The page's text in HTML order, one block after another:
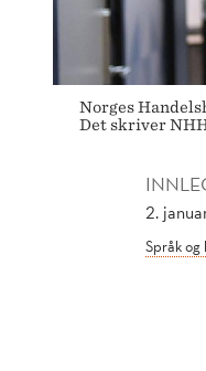
Norges
Det skriver
2.
Språk og